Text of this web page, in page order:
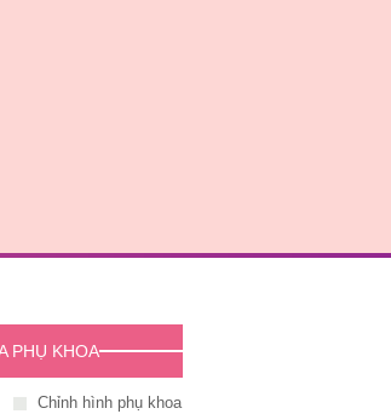
PHỤ KHOA
Chỉnh hình phụ khoa